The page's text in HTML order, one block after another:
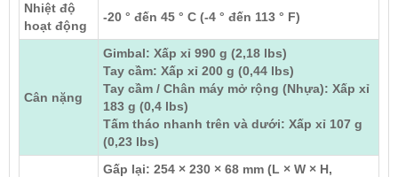
Nhiệt độ
hoạt động
-20 ° đến 45 ° C (-4 ° đến 113 ° F)
Cân nặng
Gimbal: Xấp xỉ 990 g (2,18 lbs)
Tay cầm: Xấp xỉ 200 g (0,44 lbs)
Tay cầm / Chân máy mở rộng (Nhựa): Xấp xỉ
183 g (0,4 lbs)
Tấm tháo nhanh trên và dưới: Xấp xỉ 107 g
(0,23 lbs)
Gấp lại: 254 × 230 × 68 mm (L × W × H,